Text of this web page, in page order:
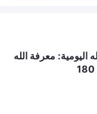
اليومية: معرفة الله